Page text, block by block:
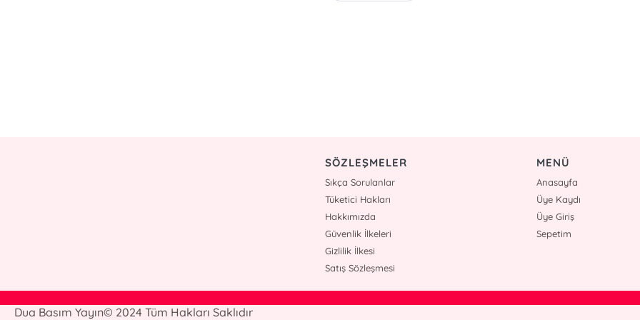
SÖZLEŞMELER
Sıkça Sorulanlar
Tüketici Hakları
Hakkımızda
Güvenlik İlkeleri
Gizlilik İlkesi
Satış Sözleşmesi
MENÜ
Anasayfa
Üye Kaydı
Üye Giriş
Sepetim
Dua Basım Yayın© 2024 Tüm Hakları Saklıdır